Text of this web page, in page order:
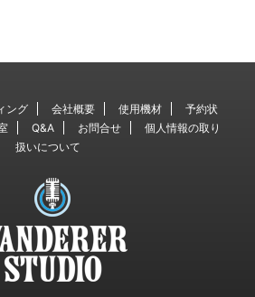
ング 会社概要 使用機材
予約状
Q&A お問合せ
個人情報の取り
扱いについて